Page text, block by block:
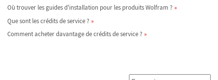
Où trouver les guides d'installation pour les produits Wolfram ?
Que sont les crédits de service ?
Comment acheter davantage de crédits de service ?